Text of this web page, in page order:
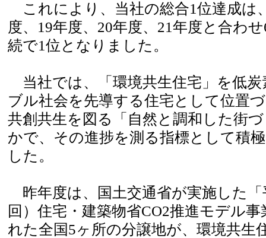
これにより、当社の総合1位達成は
度、19年度、20年度、21年度と合わ
続で1位となりました。
当社では、「環境共生住宅」を低
ブル社会を先導する住宅として位置
共創共生を図る「自然と調和した街
かで、その進捗を測る指標として積
した。
昨年度は、国土交通省が実施した「
回）住宅・建築物省CO2推進モデル
れた全国5ヶ所の分譲地が、環境共生